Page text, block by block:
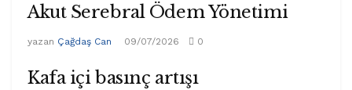
Akut Serebral Ödem Yönetimi
yazan Çağdaş Can 09/07/2026 0
Kafa içi basınç artışı